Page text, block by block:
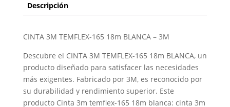
Descripción
CINTA 3M TEMFLEX-165 18m BLANCA – 3M
Descubre el CINTA 3M TEMFLEX-165 18m BLANCA, un
producto diseñado para satisfacer las necesidades
más exigentes. Fabricado por 3M, es reconocido por
su durabilidad y rendimiento superior. Este
producto Cinta 3m temflex-165 18m blanca: cinta 3m